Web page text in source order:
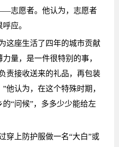
志愿者。他认为，志愿者
应。
这座生活了四年的城市贡献
量，是一件很特别的事，
责接收送来的礼品，再包装
他认为，在这个特殊时期，
“问候”，多多少少能给左
穿上防护服做一名“大白”或